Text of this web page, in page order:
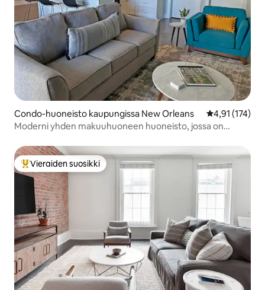
Condo-huoneisto kaupungissa New Orleans
4,91 (174)
Moderni yhden makuuhuoneen huoneisto, jossa on
Vieraiden suosikkien parhaimmistoa
Vieraiden suosikki